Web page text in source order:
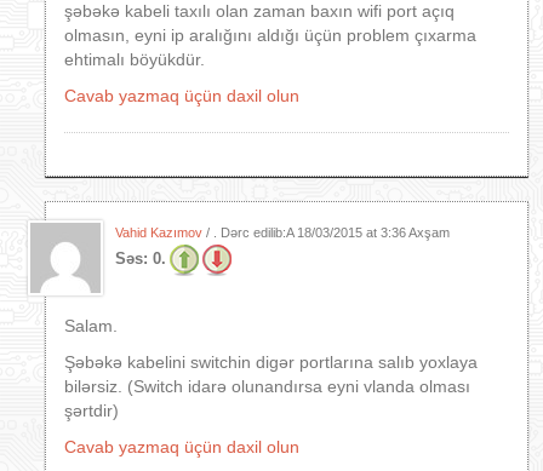
şəbəkə kabeli taxılı olan zaman baxın wifi port açıq
olmasın, eyni ip aralığını aldığı üçün problem çıxarma
ehtimalı böyükdür.
Cavab yazmaq üçün daxil olun
Vahid Kazımov / . Dərc edilib:A 18/03/2015 at 3:36 Axşam
Səs: 0.
Salam.
Şəbəkə kabelini switchin digər portlarına salıb yoxlaya
bilərsiz. (Switch idarə olunandırsa eyni vlanda olması
şərtdir)
Cavab yazmaq üçün daxil olun